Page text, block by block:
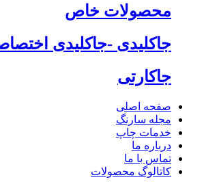
محصولات خاص
جاکلیدی -جاکلیدی
جاکارتی
صفحه اصلی
مجله سارنگ
خدمات چاپ
درباره ما
تماس با ما
کاتالوگ محصولات